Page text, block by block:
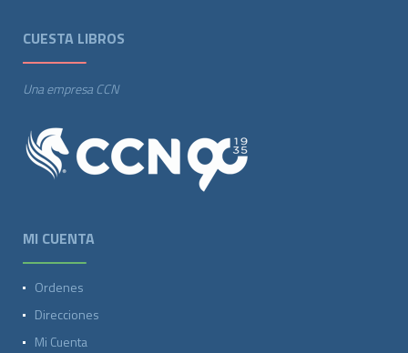
CUESTA LIBROS
Una empresa CCN
MI CUENTA
Ordenes
Direcciones
Mi Cuenta